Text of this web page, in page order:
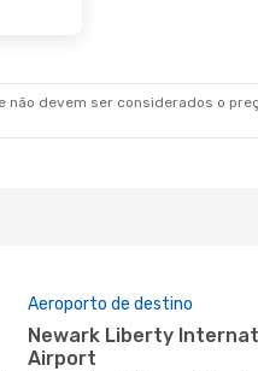
devem ser considerados o
Aeroporto de destino
Newark Liberty International
Airport